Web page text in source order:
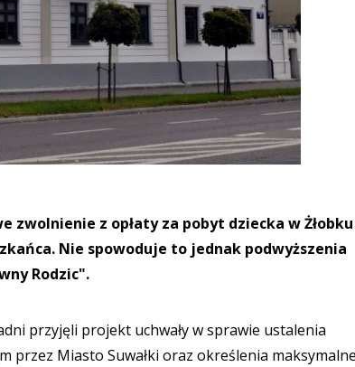
zwolnienie z opłaty za pobyt dziecka w Żłobku
Nie spowoduje to jednak podwyższenia
Rodzic".
przyjęli projekt uchwały w sprawie ustalenia
przez Miasto Suwałki oraz określenia